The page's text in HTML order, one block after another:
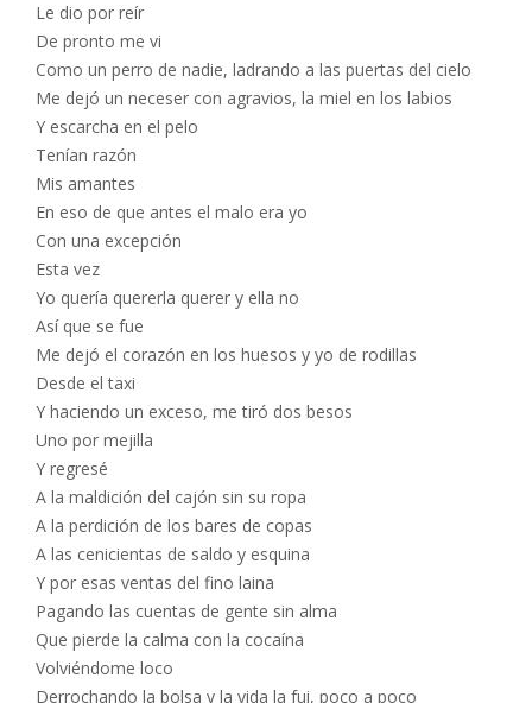
Le dio por reír
De pronto me vi
Como un perro de nadie, ladrando a las puertas del cielo
Me dejó un neceser con agravios, la miel en los labios
Y escarcha en el pelo
Tenían razón
Mis amantes
En eso de que antes el malo era yo
Con una excepción
Esta vez
Yo quería quererla querer y ella no
Así que se fue
Me dejó el corazón en los huesos y yo de rodillas
Desde el taxi
Y haciendo un exceso, me tiró dos besos
Uno por mejilla
Y regresé
A la maldición del cajón sin su ropa
A la perdición de los bares de copas
A las cenicientas de saldo y esquina
Y por esas ventas del fino laina
Pagando las cuentas de gente sin alma
Que pierde la calma con la cocaína
Volviéndome loco
Derrochando la bolsa y la vida la fui, poco a poco